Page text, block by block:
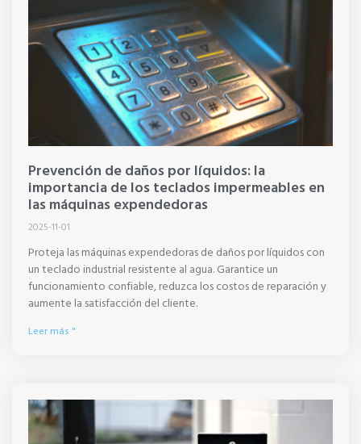
Prevención de daños por líquidos: la
importancia de los teclados impermeables en
las máquinas expendedoras
2025-11-01
Proteja las máquinas expendedoras de daños por líquidos con
un teclado industrial resistente al agua. Garantice un
funcionamiento confiable, reduzca los costos de reparación y
aumente la satisfacción del cliente.
Leer más "